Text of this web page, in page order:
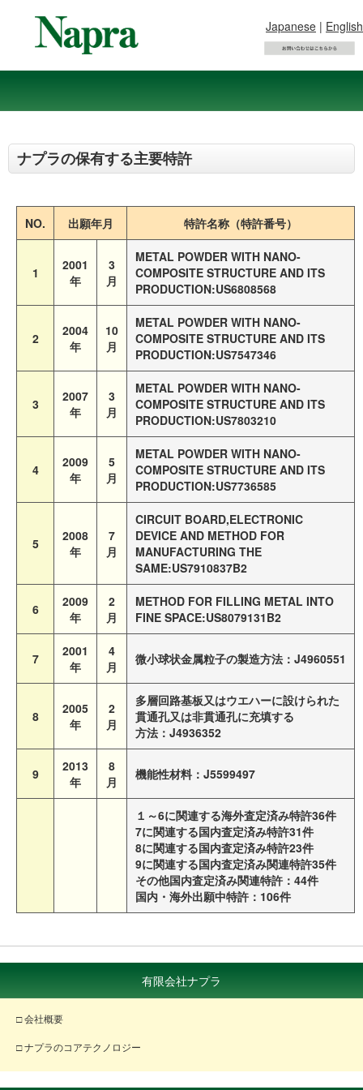
Japanese | English
ナプラの保有する主要特許
NO. 出願年月 特許名称（特許番号）
1
2001
年
3
月
METAL POWDER WITH NANO-
COMPOSITE STRUCTURE AND ITS
PRODUCTION:US6808568
2
2004
年
10
月
METAL POWDER WITH NANO-
COMPOSITE STRUCTURE AND ITS
PRODUCTION:US7547346
3
2007
年
3
月
METAL POWDER WITH NANO-
COMPOSITE STRUCTURE AND ITS
PRODUCTION:US7803210
4
2009
年
5
月
METAL POWDER WITH NANO-
COMPOSITE STRUCTURE AND ITS
PRODUCTION:US7736585
5
2008
年
7
月
CIRCUIT BOARD,ELECTRONIC
DEVICE AND METHOD FOR
MANUFACTURING THE
SAME:US7910837B2
6
2009
年
2
月
METHOD FOR FILLING METAL INTO
FINE SPACE:US8079131B2
7
2001
年
4
月
微小球状金属粒子の製造方法：J4960551
8
2005
年
2
月
多層回路基板又はウエハーに設けられた
貫通孔又は非貫通孔に充填する
方法：J4936352
9
2013
年
8
月
機能性材料：J5599497
１～6に関連する海外査定済み特許36件
7に関連する国内査定済み特許31件
8に関連する国内査定済み特許23件
9に関連する国内査定済み関連特許35件
その他国内査定済み関連特許：44件
国内・海外出願中特許：106件
有限会社ナプラ
□ 会社概要
□ ナプラのコアテクノロジー